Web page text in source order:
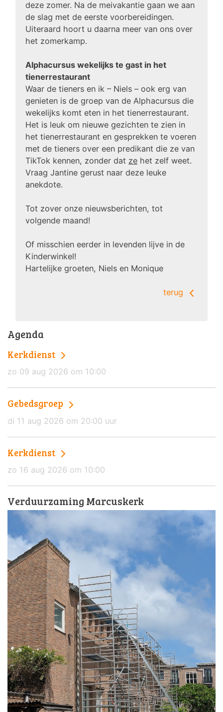
deze zomer. Na de meivakantie gaan we aan
de slag met de eerste voorbereidingen.
Uiteraard hoort u daarna meer van ons over
het zomerkamp.
Alphacursus wekelijks te gast in het
tienerrestaurant
Waar de tieners en ik – Niels – ook erg van
genieten is de groep van de Alphacursus die
wekelijks komt eten in het tienerrestaurant.
Het is leuk om nieuwe gezichten te zien in
het tienerrestaurant en gesprekken te voeren
met de tieners over een predikant die ze van
TikTok kennen, zonder dat ze het zelf weet.
Vraag Jantine gerust naar deze leuke
anekdote.
Tot zover onze nieuwsberichten, tot
volgende maand!
Of misschien eerder in levenden lijve in de
Kinderwinkel!
Hartelijke groeten, Niels en Monique
terug
Agenda
Kerkdienst
zo 09 aug 2026 om 10:00
Gebedsgroep
di 11 aug 2026 om 20:00 uur
Kerkdienst
zo 16 aug 2026 om 10:00
Verduurzaming Marcuskerk